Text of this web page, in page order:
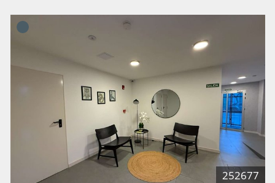
252677